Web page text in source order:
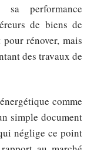
performance
de biens de
rénover, mais
des travaux de
comme
simple document
néglige ce point